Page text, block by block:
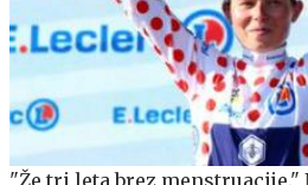
"Že tri leta brez